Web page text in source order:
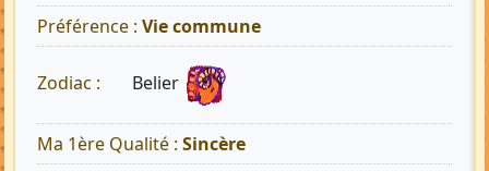
Préférence : Vie commune
Zodiac : Belier
Ma 1ère Qualité : Sincère